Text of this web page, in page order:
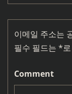
이메일 주소는
필수 필드는 *
Comment